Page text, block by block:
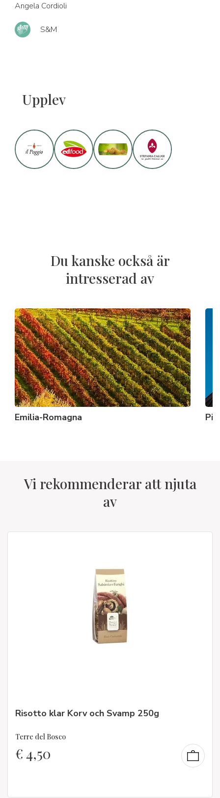
Angela Cordioli
S&M
Upplev
Du kanske också är
intresserad av
Emilia-Romagna
Vi rekommenderar att njuta
av
Risotto klar Korv och Svamp 250g
Terre del Bosco
€4,50